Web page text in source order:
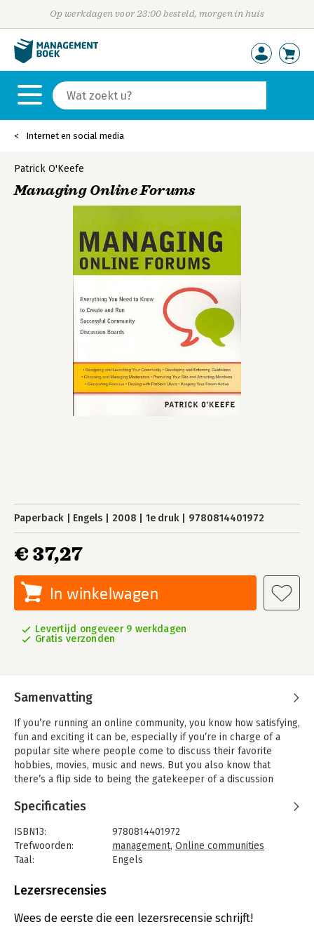
Op werkdagen voor 23:00 besteld, morgen in huis
Internet en social media
Patrick O'Keefe
Managing Online Forums
Paperback Engels 2008 1e druk 9780814401972
€ 37,27
In winkelwagen
Levertijd ongeveer 9 werkdagen
Gratis verzonden
Samenvatting
If you’re running an online community, you know how satisfying,
fun and exciting it can be, especially if you’re in charge of a
popular site where people come to discuss their favorite
hobbies, movies, music and news. But you also know that
there’s a flip side to being the gatekeeper of a discussion
technical issues can turn the excitement of running an online
running forums can be a pleasure. Patrick O’Keefe has spent
years developing and managing online communities. Now, he
shows you how to make the right decisions about every aspect
cover everything you need to know to launch and run a
Specificaties
ISBN13:
9780814401972
Trefwoorden:
management, Online communities
Taal:
Engels
Aantal pagina's:
Druk:
1
Lezersrecensies
Wees de eerste die een lezersrecensie schrijft!